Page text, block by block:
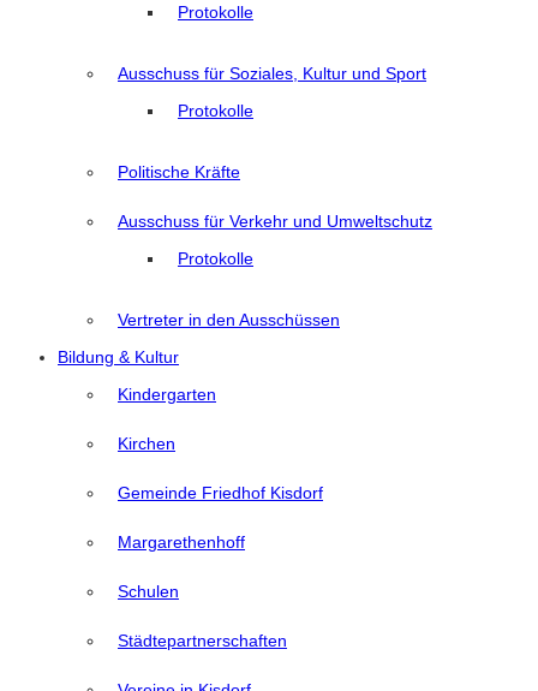
Protokolle
Ausschuss für Soziales, Kultur und Sport
Protokolle
Politische Kräfte
Ausschuss für Verkehr und Umweltschutz
Protokolle
Vertreter in den Ausschüssen
Bildung & Kultur
Kindergarten
Kirchen
Gemeinde Friedhof Kisdorf
Margarethenhoff
Schulen
Städtepartnerschaften